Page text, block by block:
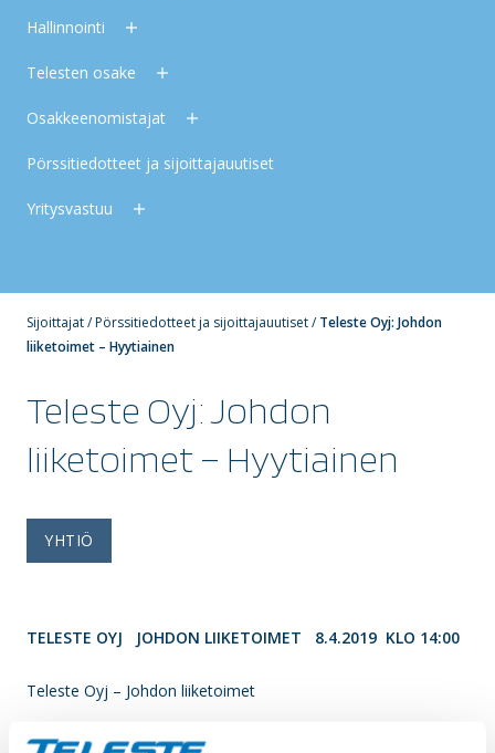
Hallinnointi
Telesten osake
Osakkeenomistajat
Pörssitiedotteet ja sijoittajauutiset
Yritysvastuu
Sijoittajat/Pörssitiedotteet ja sijoittajauutiset/Teleste Oyj: Johdon
liiketoimet – Hyytiainen
Teleste Oyj: Johdon
liiketoimet – Hyytiainen
YHTIÖ
TELESTE OYJ JOHDON LIIKETOIMET 8.4.2019 KLO 14:00
Teleste Oyj – Johdon liiketoimet